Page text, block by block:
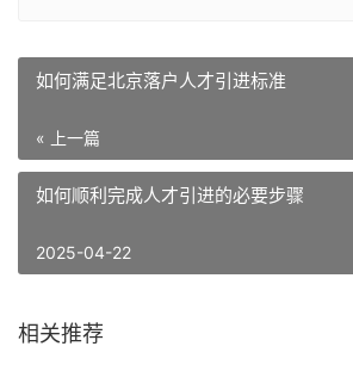
如何满足北京落户人才引进标准
« 上一篇
如何顺利完成人才引进的必要步骤
2025-04-22
相关推荐